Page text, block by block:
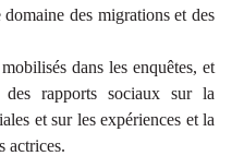
des migrations et des
dans les enquêtes, et
rapports sociaux sur la
et sur les expériences et la
actrices.